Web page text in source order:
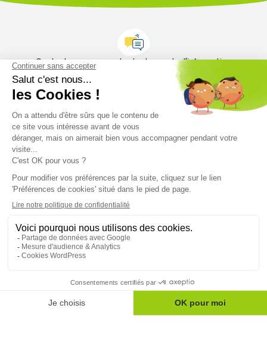
Contactez-nous pour toute demande d'information
Restez informés sur le monde mutualiste
Nos actualités
Nos magazines